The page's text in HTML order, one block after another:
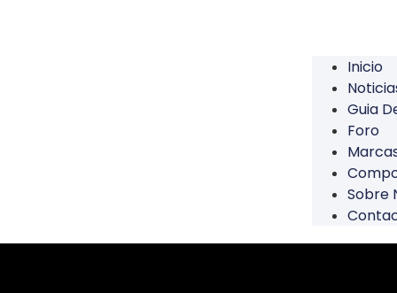
Inicio
Guia
Foro
Sobre